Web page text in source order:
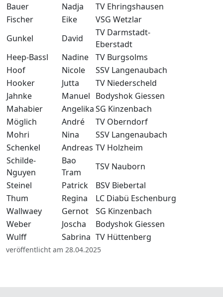
Bauer
Nadja
TV Ehringshausen
Fischer
Eike
VSG Wetzlar
Gunkel
David
TV Darmstadt-
Eberstadt
Heep-Bassl
Nadine
TV Burgsolms
Hoof
Nicole
SSV Langenaubach
Hooker
Jutta
TV Niederscheld
Jahnke
Manuel Bodyshok Giessen
Mahabier
AngelikaSG Kinzenbach
Möglich
André
TV Oberndorf
Mohri
Nina
SSV Langenaubach
Schenkel
Andreas TV Holzheim
Schilde-
Nguyen
Bao
Tram
TSV Nauborn
Steinel
Patrick
BSV Biebertal
Thum
Regina
LC Diabü Eschenburg
Wallwaey
Gernot
SG Kinzenbach
Weber
Joscha
Bodyshok Giessen
Wulff
Sabrina TV Hüttenberg
veröffentlicht am 28.04.2025